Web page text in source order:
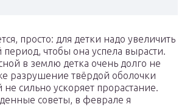
просто: для детки надо увеличить
чтобы она успела вырасти.
в землю детка очень долго не
разрушение твёрдой оболочки
не сильно ускоряет прорастание.
советы, в феврале я